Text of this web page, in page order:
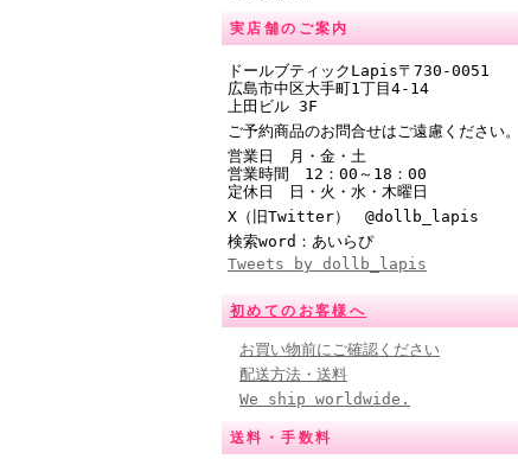
実店舗のご案内
ドールブティックLapis〒730-0051
広島市中区大手町1丁目4-14
上田ビル 3F
ご予約商品のお問合せはご遠慮ください。
営業日 月・金・土
営業時間
12：00～18：00
定休日 日・火・水・木曜日
X（旧Twitter） @dollb_lapis
検索word：あいらぴ
Tweets by dollb_lapis
初めてのお客様へ
お買い物前にご確認ください
配送方法・送料
We ship worldwide.
送料・手数料